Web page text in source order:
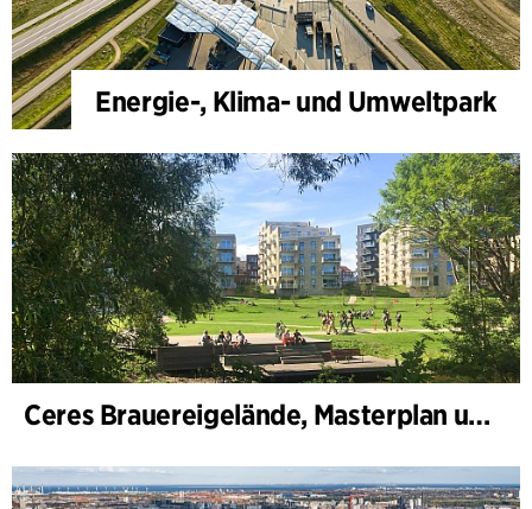
Energie-, Klima- und Umweltpark
Ceres Brauereigelände, Masterplan und Bebauungsplan